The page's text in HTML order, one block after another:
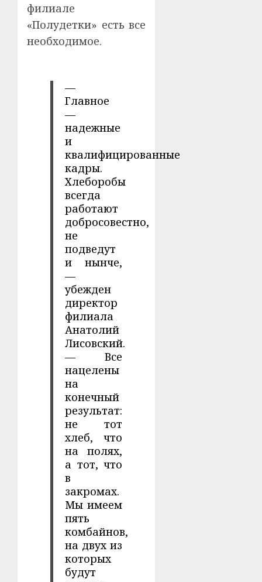
филиале
«Полудетки» есть все
необходимое.
—
Главное
—
надежные
и
квалифицированные
кадры.
Хлеборобы
всегда
работают
добросовестно,
не
подведут
и нынче,
—
убежден
директор
филиала
Анатолий
Лисовский.
— Все
нацелены
на
конечный
результат:
не тот
хлеб, что
на полях,
а тот, что
в
закромах.
Мы имеем
пять
комбайнов,
на двух из
которых
будут